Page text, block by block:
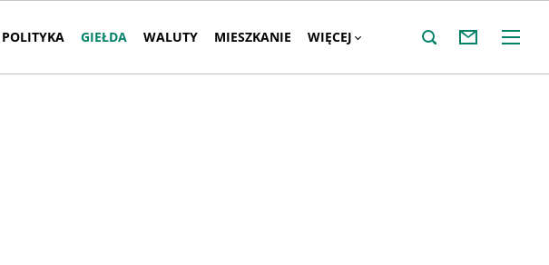
POLITYKA GIEŁDA WALUTY MIESZKANIE WIĘCEJ